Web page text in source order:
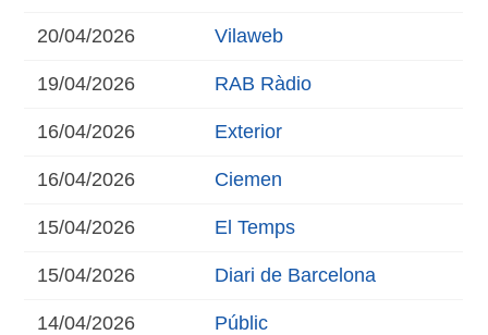
20/04/2026 Vilaweb
19/04/2026 RAB Ràdio
16/04/2026 Exterior
16/04/2026 Ciemen
15/04/2026 El Temps
15/04/2026 Diari de Barcelona
14/04/2026 Públic